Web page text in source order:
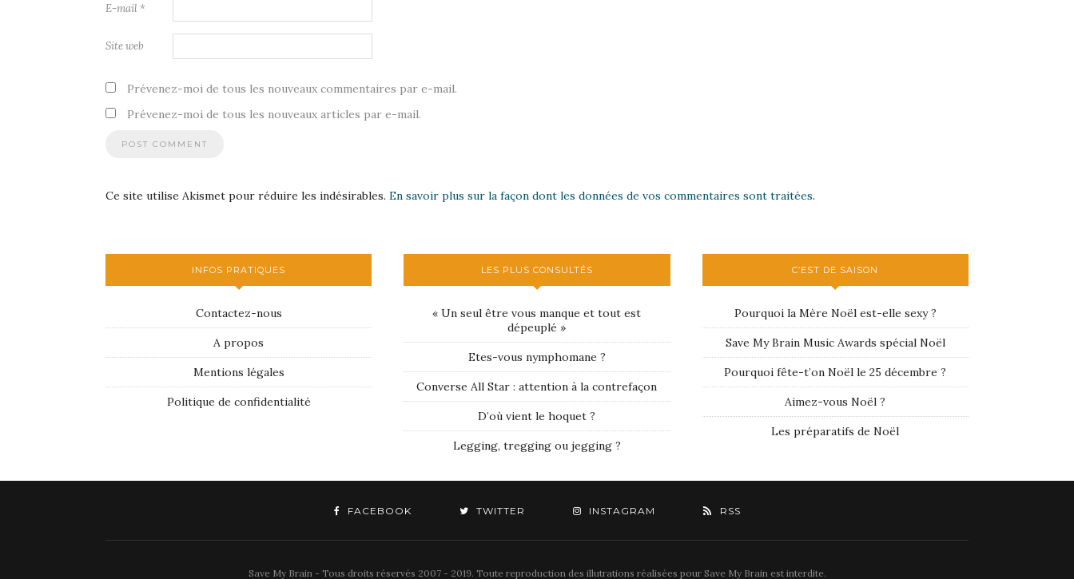
E-mail *
Site web
Prévenez-moi de tous les nouveaux commentaires par e-mail.
Prévenez-moi de tous les nouveaux articles par e-mail.
Ce site utilise Akismet pour réduire les indésirables. En savoir plus sur la façon dont les données de vos commentaires sont traitées.
INFOS PRATIQUES
Contactez-nous
A propos
Mentions légales
Politique de confidentialité
LES PLUS CONSULTÉS
« Un seul être vous manque et tout est
dépeuplé »
Etes-vous nymphomane ?
Converse All Star : attention à la contrefaçon
D’où vient le hoquet ?
Legging, tregging ou jegging ?
C’EST DE SAISON
Pourquoi la Mère Noël est-elle sexy ?
Save My Brain Music Awards spécial Noël
Pourquoi fête-t’on Noël le 25 décembre ?
Aimez-vous Noël ?
Les préparatifs de Noël
FACEBOOK TWITTER INSTAGRAM RSS
Save My Brain - Tous droits réservés 2007 - 2019. Toute reproduction des illutrations réalisées pour Save My Brain est interdite.